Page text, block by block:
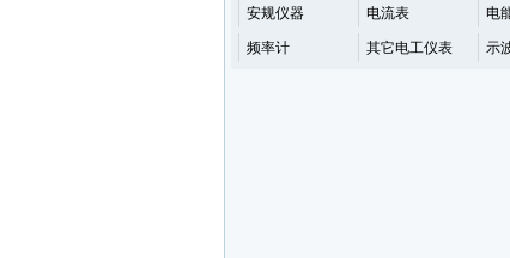
安规仪器 电流表 电
频率计 其它电工仪表 示